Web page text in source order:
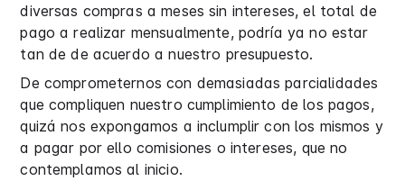
diversas compras a meses sin intereses, el total de
pago a realizar mensualmente, podría ya no estar
tan de de acuerdo a nuestro presupuesto.
De comprometernos con demasiadas parcialidades
que compliquen nuestro cumplimiento de los pagos,
quizá nos expongamos a inclumplir con los mismos y
a pagar por ello comisiones o intereses, que no
contemplamos al inicio.